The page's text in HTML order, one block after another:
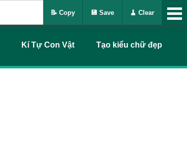
Kí Tự Con Vật Tạo kiểu chữ đẹp
📝 Copy 💾 Save 🧹 Clear